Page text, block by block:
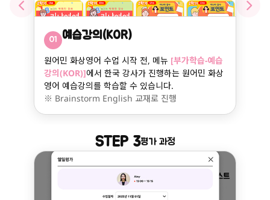
01 예습강의(KOR)
원어민 화상영어 수업 시작 전, 메뉴 [부가학습-예습
강의(KOR)]에서 한국 강사가 진행하는 원어민 화상
영어 예습강의를 학습할 수 있습니다.
※ Brainstorm English 교재로 진행
STEP 3평가 과정